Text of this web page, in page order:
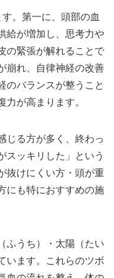
。第一に、頭部の血
給が増加し、思考力や
の緊張が解れることで
崩れ、自律神経の改善
のバランスが整うこと
力が高まります。
じる方が多く、終わっ
スッキリした」という
抜けにくい方・頭が重
にも特におすすめの施
ふうち）・太陽（たい
います。これらのツボ